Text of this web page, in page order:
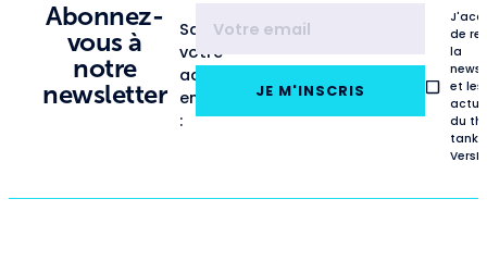
Abonnez-
vous à
notre
newsletter
Saisissez
votre
adresse
email
:
JE M'INSCRIS
de
la
et les
du
tank